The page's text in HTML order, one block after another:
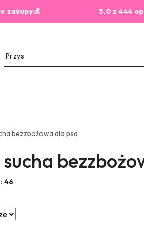
5,0 z 444 opinii
bezzbożowa dla psa
46